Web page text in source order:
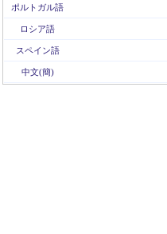
ポルトガル語
ロシア語
スペイン語
中文(簡)